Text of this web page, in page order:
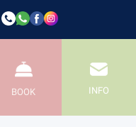
Camere
BOOK
INFO